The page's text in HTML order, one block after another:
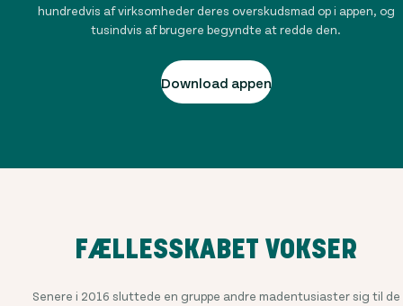
hundredvis af virksomheder deres overskudsmad op i appen, og
tusindvis af brugere begyndte at redde den.
Download appen
FÆLLESSKABET VOKSER
Senere i 2016 sluttede en gruppe andre madentusiaster sig til de